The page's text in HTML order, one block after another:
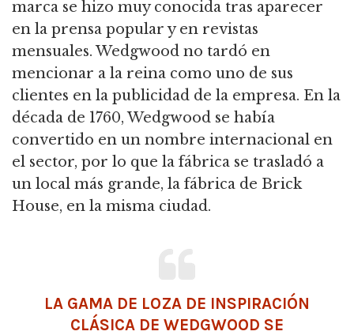
marca se hizo muy conocida tras aparecer
en la prensa popular y en revistas
mensuales. Wedgwood no tardó en
mencionar a la reina como uno de sus
clientes en la publicidad de la empresa. En la
década de 1760, Wedgwood se había
convertido en un nombre internacional en
el sector, por lo que la fábrica se trasladó a
un local más grande, la fábrica de Brick
House, en la misma ciudad.
LA GAMA DE LOZA DE INSPIRACIÓN
CLÁSICA DE WEDGWOOD SE